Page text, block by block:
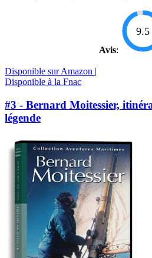
Avis:
9.5
Disponible sur Amazon |
Disponible à la Fnac
#3 - Bernard Moitessier,
légende